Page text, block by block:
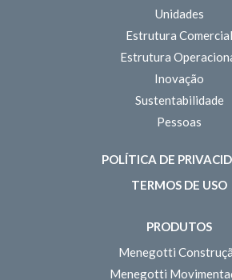
Unidades
Estrutura Comercial
Estrutura
Inovação
Sustentabilidade
Pessoas
POLÍTICA DE
TERMOS DE USO
PRODUTOS
Menegotti
Menegotti